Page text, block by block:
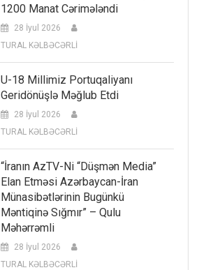
1200 Manat Cərimələndi
28 İyul 2026
TURAL KƏLBƏCƏRLİ
U-18 Millimiz Portuqaliyanı
Geridönüşlə Məğlub Etdi
28 İyul 2026
TURAL KƏLBƏCƏRLİ
“İranın AzTV-Ni “düşmən Media”
Elan Etməsi Azərbaycan-İran
Münasibətlərinin Bugünkü
Məntiqinə Sığmır” – Qulu
Məhərrəmli
28 İyul 2026
TURAL KƏLBƏCƏRLİ